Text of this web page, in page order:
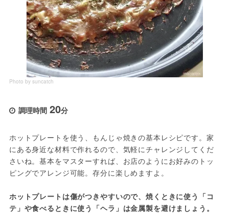
Photo by suncatch
調理時間 20分
ホットプレートを使う、もんじゃ焼きの基本レシピです。家
にある身近な材料で作れるので、気軽にチャレンジしてくだ
さいね。基本をマスターすれば、お店のようにお好みのトッ
ピングでアレンジ可能。存分に楽しめますよ。
ホットプレートは傷がつきやすいので、焼くときに使う「コ
テ」や食べるときに使う「ヘラ」は金属製を避けましょう。